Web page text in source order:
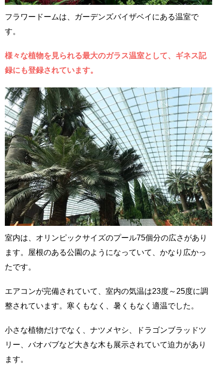
フラワードームは、ガーデンズバイザベイにある温室で
す。
様々な植物を見られる最大のガラス温室として、ギネス記
録にも登録されています。
室内は、オリンピックサイズのプール75個分の広さがあり
ます。屋根のある公園のようになっていて、かなり広かっ
たです。
エアコンが完備されていて、室内の気温は23度～25度に調
整されています。寒くもなく、暑くもなく適温でした。
小さな植物だけでなく、ナツメヤシ、ドラゴンブラッドツ
リー、バオバブなど大きな木も展示されていて迫力があり
ます。